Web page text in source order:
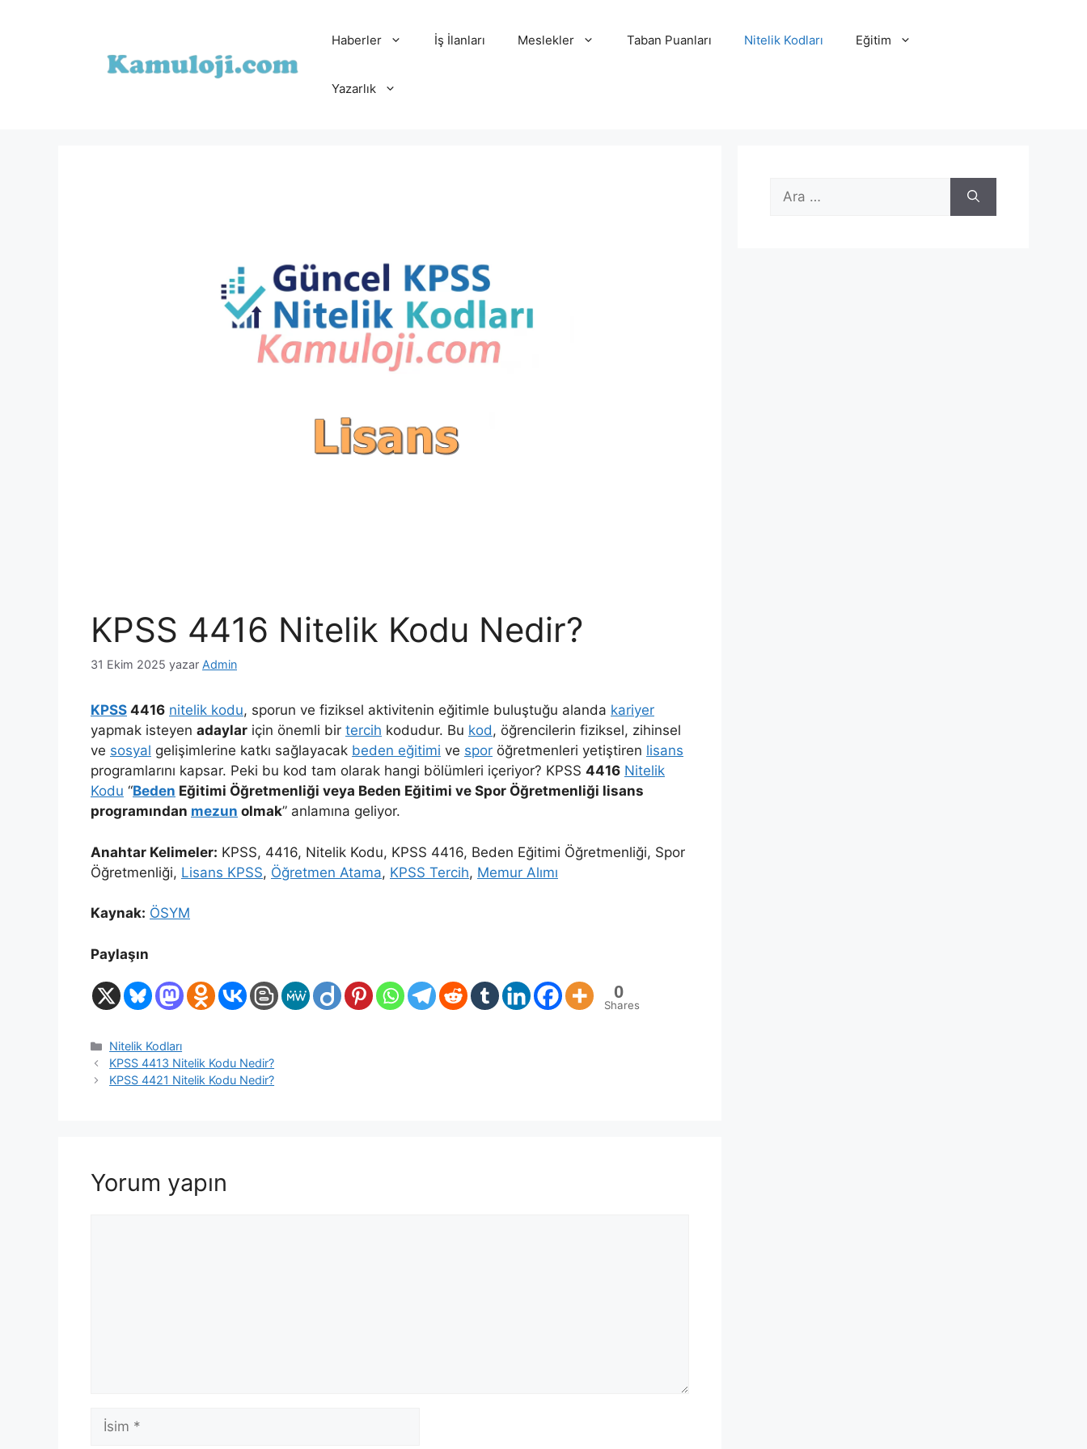
Haberler İş İlanları Meslekler Taban Puanları Nitelik Kodları Eğitim
Yazarlık
KPSS 4416 Nitelik Kodu Nedir?
31 Ekim 2025 yazar Admin
KPSS 4416 nitelik kodu, sporun ve fiziksel aktivitenin eğitimle buluştuğu alanda kariyer
yapmak isteyen adaylar için önemli bir tercih kodudur. Bu kod, öğrencilerin fiziksel, zihinsel
ve sosyal gelişimlerine katkı sağlayacak beden eğitimi ve spor öğretmenleri yetiştiren lisans
programlarını kapsar. Peki bu kod tam olarak hangi bölümleri içeriyor? KPSS 4416 Nitelik
Kodu “Beden Eğitimi Öğretmenliği veya Beden Eğitimi ve Spor Öğretmenliği lisans
programından mezun olmak” anlamına geliyor.
Anahtar Kelimeler: KPSS, 4416, Nitelik Kodu, KPSS 4416, Beden Eğitimi Öğretmenliği, Spor
Öğretmenliği, Lisans KPSS, Öğretmen Atama, KPSS Tercih, Memur Alımı
Kaynak: ÖSYM
Paylaşın
0
Shares
Kategoriler
Nitelik Kodları
KPSS 4413 Nitelik Kodu Nedir?
KPSS 4421 Nitelik Kodu Nedir?
Yorum yapın
İsim
için